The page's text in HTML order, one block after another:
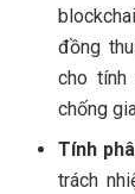
đồng
cho tính
chống
Tính
trách